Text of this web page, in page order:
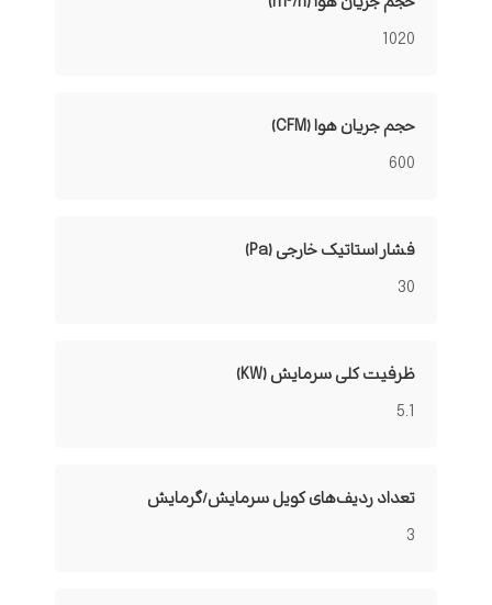
1020
حجم جریان هوا (CFM)
600
فشار استاتیک خارجی (Pa)
30
ظرفیت کلی سرمایش (KW)
5.1
تعداد ردیف‌های کویل سرمایش/گرمایش
3